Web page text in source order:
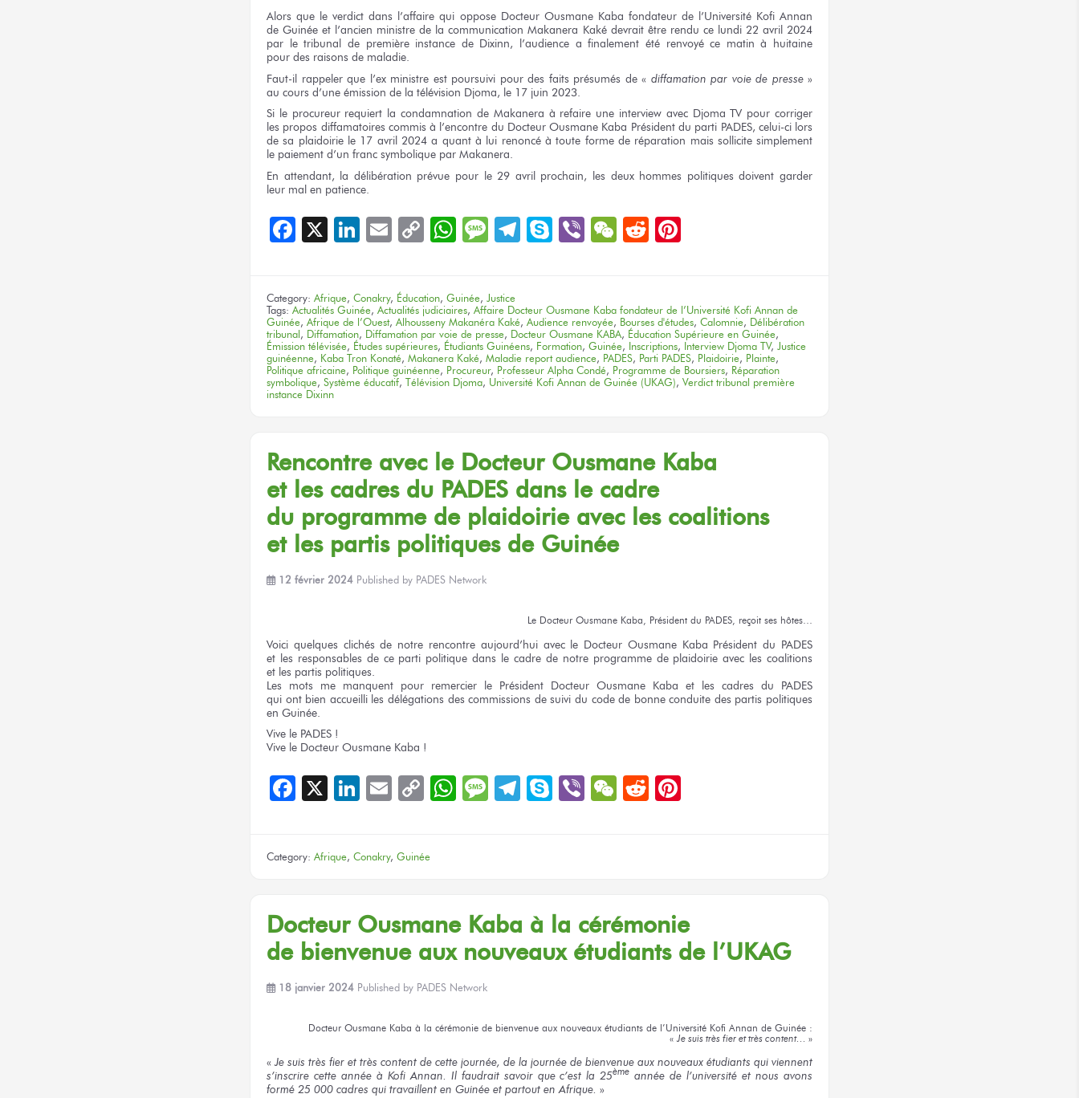
Alorsque le verdict dans l’affaire qui oppose Docteur Ousmane Kaba fondateur de l’Université Kofi Annan
de Guinée et l’ancien ministrede la communication Makanera Kaké devrait être rendu ce lundi 22 avril2024
par le tribunal de premièreinstance de Dixinn, l’audience a finalement été renvoyéce matin à huitaine
pour des raisons de maladie.
Faut-il rappeler que l’ex ministre est poursuivi pour des faits présumés de « diffamation par voie de presse»
au cours d’une émission de la télévision Djoma, le 17 juin 2023.
Si le procureurrequiert la condamnation de Makanera à refaire une interview avec Djoma TV pour corriger
les propos diffamatoires commisà l’encontre du DocteurOusmane Kaba Présidentdu parti PADES, celui-ci lors
de sa plaidoirie le 17 avril 2024a quant à lui renoncé à toute forme de réparation mais sollicitesimplement
le paiement d’un franc symbolique par Makanera.
En attendant, la délibération prévue pour le 29 avrilprochain, les deuxhommes politiques doivent garder
leur mal en patience.
Facebook
X LinkedIn
EmailCopyWhatsApp
Message
Telegram
SkypeViberWeChat
Reddit
Category: Afrique, Conakry, Éducation, Guinée, Justice
Tags: Actualités Guinée, Actualités judiciaires, Affaire Docteur Ousmane Kaba fondateur de l’Université Kofi Annan de
Guinée, Afrique de l’Ouest, Alhousseny Makanéra Kaké, Audience renvoyée, Bourses d'études, Calomnie, Délibération
tribunal , Diffamation, Diffamation par voie de presse, Docteur Ousmane KABA, Éducation Supérieure en Guinée,
Émission télévisée, Études supérieures, Étudiants Guinéens, Formation, Guinée, Inscriptions, Interview Djoma TV, Justice
guinéenne, Kaba Tron Konaté, Makanera Kaké, Maladie report audience, PADES, Parti PADES, Plaidoirie, Plainte,
Politique africaine, Politique guinéenne, Procureur, Professeur Alpha Condé, Programme de Boursiers, Réparation
symbolique, Système éducatif, Télévision Djoma, Université Kofi Annan de Guinée (UKAG), Verdict tribunal première
instance Dixinn
Rencontre avec le Docteur Ousmane Kaba
et les cadres du PADES dans le cadre
du programme de plaidoirie avec les coalitions
et les partispolitiques de Guinée
12 février 2024 Published by PADES Network
Le Docteur Ousmane Kaba, Président du PADES, reçoit ses hôtes…
Voici quelques clichés de notre rencontreaujourd’hui avec le Docteur Ousmane Kaba Présidentdu PADES
et les responsables de ce parti politiquedans le cadre de notre programme de plaidoirie avec les coalitions
et les partis politiques.
Les mots
me manquent pour remercier le Président Docteur Ousmane Kaba et les cadres du PADES
qui ont bien accueilli les délégations des commissions de suivi du code de bonneconduite des partis politiques
en Guinée.
Vive le PADES !
Vive le Docteur Ousmane Kaba !
Facebook
X LinkedIn
EmailCopyWhatsApp
Message
Telegram
SkypeViberWeChat
Reddit
Category: Afrique, Conakry, Guinée
Docteur Ousmane Kaba à la cérémonie
de bienvenue aux nouveauxétudiants de l’UKAG
18 janvier 2024 Published by PADES Network
Docteur Ousmane Kaba à la cérémonie de bienvenue aux nouveaux étudiants de l’Université Kofi Annan de Guinée :
« Je suis très fier et très content… »
«Je suis très fier et très content de cette journée, de la journée de bienvenue aux nouveaux étudiants qui viennent
s’inscrire cette année à Kofi Annan. Il faudraitsavoir que c’estla 25ème année de l’université et nous avons
formé 25 000 cadres qui travaillent en Guinée et partout en Afrique. »